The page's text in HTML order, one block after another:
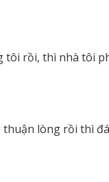
tôi rồi, thì nhà tôi
thuận lòng rồi thì